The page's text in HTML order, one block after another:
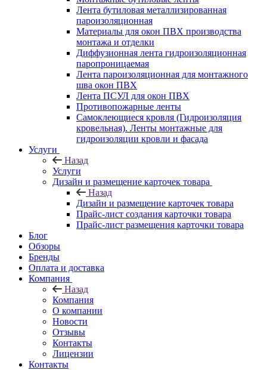
Лента бутиловая металлизированная
пароизоляционная
Материалы для окон ПВХ производства
монтажа и отделки
Диффузионная лента гидроизоляционная
паропроницаемая
Лента пароизоляционная для монтажного
шва окон ПВХ
Лента ПСУЛ для окон ПВХ
Противопожарные ленты
Самоклеющиеся кровля (Гидроизоляция
кровельная). Ленты монтажные для
гидроизоляции кровли и фасада
Услуги
Назад
Услуги
Дизайн и размещение карточек товара
Назад
Дизайн и размещение карточек товара
Прайс-лист создания карточки товара
Прайс-лист размещения карточки товара
Блог
Обзоры
Бренды
Оплата и доставка
Компания
Назад
Компания
О компании
Новости
Отзывы
Контакты
Лицензии
Контакты